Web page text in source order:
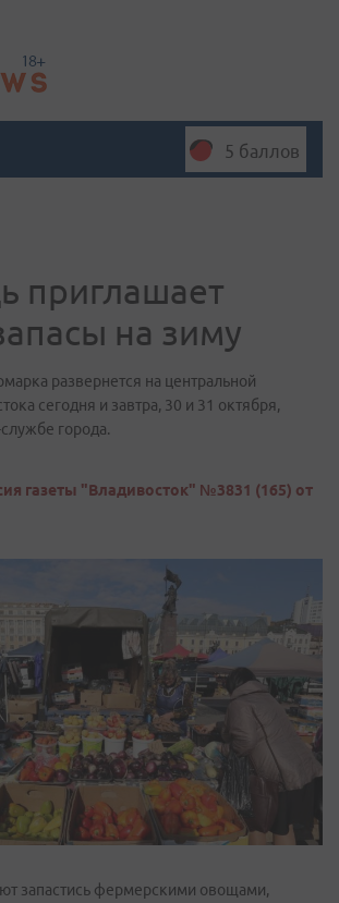
5 баллов
приглашает
на зиму
развернется на центральной
сегодня и завтра, 30 и 31 октября,
города.
газеты "Владивосток" №3831 (165) от
запастись фермерскими овощами,